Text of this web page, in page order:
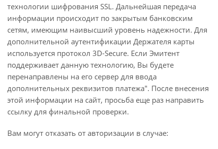
технологии шифрования SSL. Дальнейшая передача
информации происходит по закрытым банковским
сетям, имеющим наивысший уровень надежности. Для
дополнительной аутентификации Держателя карты
используется протокол 3D-Secure. Если Эмитент
поддерживает данную технологию, Вы будете
перенаправлены на его сервер для ввода
дополнительных реквизитов платежа". После внесения
этой информации на сайт, просьба еще раз направить
ссылку для финальной проверки.
Вам могут отказать от авторизации в случае: